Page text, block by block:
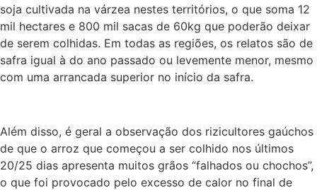
soja cultivada na várzea nestes territórios, o que soma 12
mil hectares e 800 mil sacas de 60kg que poderão deixar
de serem colhidas. Em todas as regiões, os relatos são de
safra igual à do ano passado ou levemente menor, mesmo
com uma arrancada superior no início da safra.
Além disso, é geral a observação dos rizicultores gaúchos
de que o arroz que começou a ser colhido nos últimos
20/25 dias apresenta muitos grãos “falhados ou chochos”,
o que foi provocado pelo excesso de calor no final de